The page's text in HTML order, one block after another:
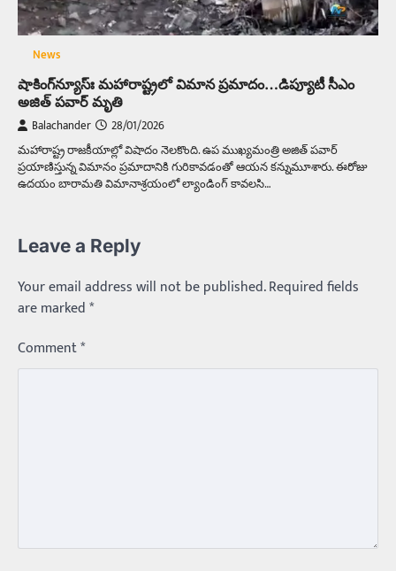
News
షాకింగ్‌న్యూస్ః మహారాష్ట్రలో విమాన ప్రమాదం…డిప్యూటీ సీఎం
అజిత్‌ పవార్‌ మృతి
Balachander 28/01/2026
మహారాష్ట్ర రాజకీయాల్లో విషాదం నెలకొంది. ఉప ముఖ్యమంత్రి అజిత్‌ పవార్‌
ప్రయాణిస్తున్న విమానం ప్రమాదానికి గురికావడంతో ఆయన కన్నుమూశారు. ఈరోజు
ఉదయం బారామతి విమానాశ్రయంలో ల్యాండింగ్‌ కావలసి…
Leave a Reply
Your email address will not be published.Required fields
are marked*
Comment*